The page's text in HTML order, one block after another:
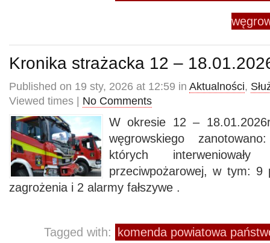
Kronika strażacka 12 –
Published on 19 sty, 2026 at 12:59 in Aktualności,
Viewed times | No Comments
W okresie 12 –
węgrowskiego
których
przeciwpożarowej, w tym: 9
zagrożenia i 2 alarmy fałszywe .
Tagged with: komenda powiatowa